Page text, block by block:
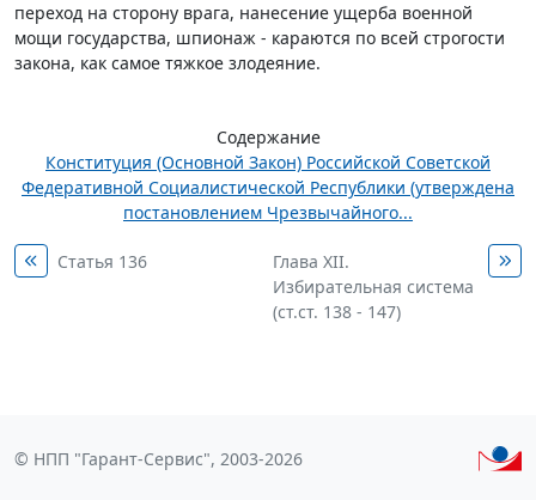
переход на сторону врага, нанесение ущерба военной
мощи государства, шпионаж - караются по всей строгости
закона, как самое тяжкое злодеяние.
Содержание
Конституция (Основной Закон) Российской Советской
Федеративной Социалистической Республики (утверждена
постановлением Чрезвычайного...
Статья 136
Глава XII.
Избирательная система
(ст.ст. 138 - 147)
© НПП "Гарант-Сервис", 2003-2026